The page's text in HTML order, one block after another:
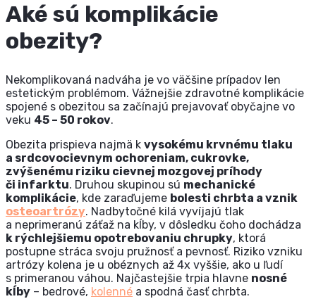
Aké sú komplikácie
obezity?
Nekomplikovaná nadváha je vo väčšine prípadov len
estetickým problémom. Vážnejšie zdravotné komplikácie
spojené s obezitou sa začínajú prejavovať obyčajne vo
veku 45 – 50 rokov.
Obezita prispieva najmä k vysokému krvnému tlaku
a srdcovocievnym ochoreniam, cukrovke,
zvýšenému riziku cievnej mozgovej príhody
či infarktu. Druhou skupinou sú mechanické
komplikácie, kde zaraďujeme bolesti chrbta a vznik
osteoartrózy. Nadbytočné kilá vyvíjajú tlak
a neprimeranú záťaž na kĺby, v dôsledku čoho dochádza
k rýchlejšiemu opotrebovaniu chrupky, ktorá
postupne stráca svoju pružnosť a pevnosť. Riziko vzniku
artrózy kolena je u obéznych až 4x vyššie, ako u ľudí
s primeranou váhou. Najčastejšie trpia hlavne nosné
kĺby – bedrové, kolenné a spodná časť chrbta.